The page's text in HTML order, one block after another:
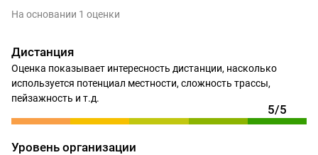
На основании 1 оценки
Дистанция
Оценка показывает интересность дистанции, насколько
используется потенциал местности, сложность трассы,
пейзажность и т.д.
5/5
Уровень организации